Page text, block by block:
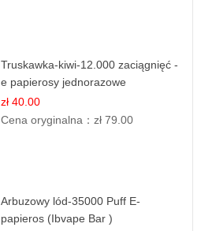
Truskawka-kiwi-12.000 zaciągnięć -
e papierosy jednorazowe
zł 40.00
Cena oryginalna：zł 79.00
Arbuzowy lód-35000 Puff E-
papieros (Ibvape Bar )